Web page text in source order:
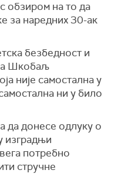
обзиром на то да
за наредних 30-ак
безбедност и
Шкобаљ
није самостална у
ни у било
да донесе одлуку о
изградњи
потребно
стручне